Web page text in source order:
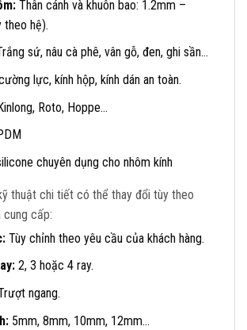
Thân cánh và khuôn bao: 1.2mm –
theo hệ).
sứ, nâu cà phê, vân gỗ, đen, ghi sần…
lực, kính hộp, kính dán an toàn.
Roto, Hoppe…
chuyên dụng cho nhôm kính
thuật chi tiết có thể thay đổi tùy theo
cung cấp:
Tùy chỉnh theo yêu cầu của khách hàng.
2, 3 hoặc 4 ray.
ngang.
5mm, 8mm, 10mm, 12mm…